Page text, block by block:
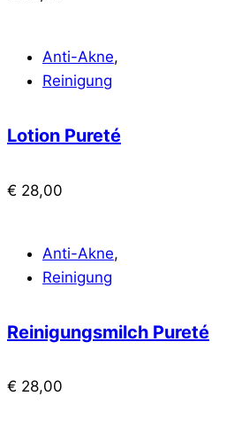
Anti-Akne,
Reinigung
Lotion Pureté
€ 28,00
Anti-Akne,
Reinigung
Reinigungsmilch Pureté
€ 28,00